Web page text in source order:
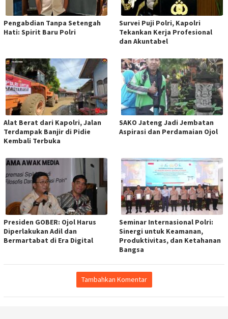
Pengabdian Tanpa Setengah
Hati: Spirit Baru Polri
Survei Puji Polri, Kapolri
Tekankan Kerja Profesional
dan Akuntabel
Alat Berat dari Kapolri, Jalan
Terdampak Banjir di Pidie
Kembali Terbuka
SAKO Jateng Jadi Jembatan
Aspirasi dan Perdamaian Ojol
Presiden GOBER: Ojol Harus
Diperlakukan Adil dan
Bermartabat di Era Digital
Seminar Internasional Polri:
Sinergi untuk Keamanan,
Produktivitas, dan Ketahanan
Bangsa
Tambahkan Komentar